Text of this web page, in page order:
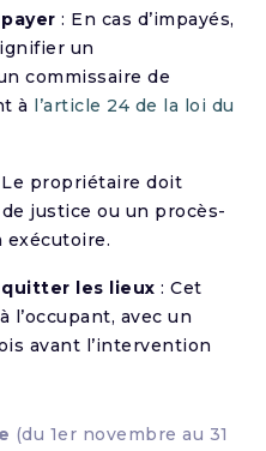
: En cas d’impayés,
un
commissaire de
à l’article 24 de la loi du
Le propriétaire doit
justice ou un procès-
exécutoire.
les lieux : Cet
avec un
avant l’intervention
(du 1er novembre au 31